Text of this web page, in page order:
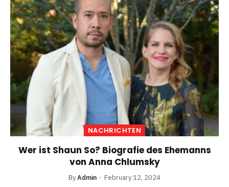
NACHRICHTEN
Wer ist Shaun So? Biografie des Ehemanns
von Anna Chlumsky
ByAdmin February 12, 2024